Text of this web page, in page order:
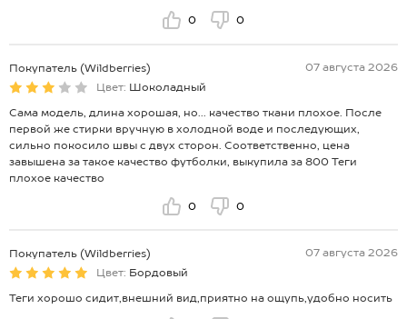
0 0
Покупатель (Wildberries)
07 августа 2026
Цвет: Шоколадный
Сама модель, длина хорошая, но... качество ткани плохое. После
первой же стирки вручную в холодной воде и последующих,
сильно покосило швы с двух сторон. Соответственно, цена
завышена за такое качество футболки, выкупила за 800 Теги
плохое качество
0 0
Покупатель (Wildberries)
07 августа 2026
Цвет: Бордовый
Теги хорошо сидит,внешний вид,приятно на ощупь,удобно носить